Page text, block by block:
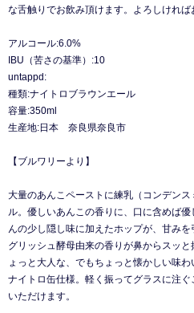
な舌触りでお飲み頂けます。よろしければ
アルコール:6.0%
IBU（苦さの基準）:10
untappd:
種類:ナイトロブラウンエール
容量:350ml
生産地:日本 奈良県奈良市
【ブルワリーより】
大量のあんこペーストに練乳（コンデン
ル。優しいあんこの香りに、口に含めば
んの少し隠し味に加えたホップが、甘み
グリッシュ酵母由来の香りが鼻からスッ
ょっと大人な、でもちょっと懐かしい味
ナイトロ缶仕様。軽く振ってグラスに注
いただけます。